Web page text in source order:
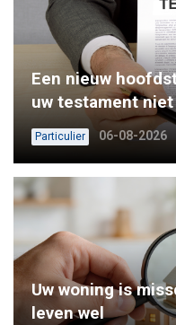
Particulier 06-08-2026
Een nieuw
uw testament niet
Uw woning is
leven wel